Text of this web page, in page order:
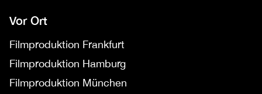
Vor Ort
Filmproduktion Frankfurt
Filmproduktion Hamburg
Filmproduktion München